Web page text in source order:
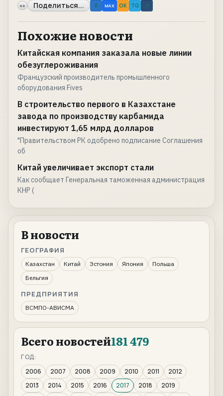
«» Поделиться... B MAX OK TG ↗
Похожие новости
Китайская компания заказала новые линии
обезуглероживания
Французский производитель промышленного
оборудования Fives
В строительство первого в Казахстане
завода по производству карбамида
инвестируют 1,65 млрд долларов
"Правительством РК одобрено подписание Соглашения
об
Китай увеличивает экспорт стали
Как сообщает Генеральная таможенная администрация
КНР (
В новости
ГЕОГРАФИЯ
Казахстан Китай Эстония Япония
Польша
Бельгия
ПРЕДПРИЯТИЯ
ВСМПО-АВИСМА
Всего новостей181 479
ГОД:
2006
2007 2008 2009 2010 2011
2012
2013
2014 2015 2016 2017 2018
2019